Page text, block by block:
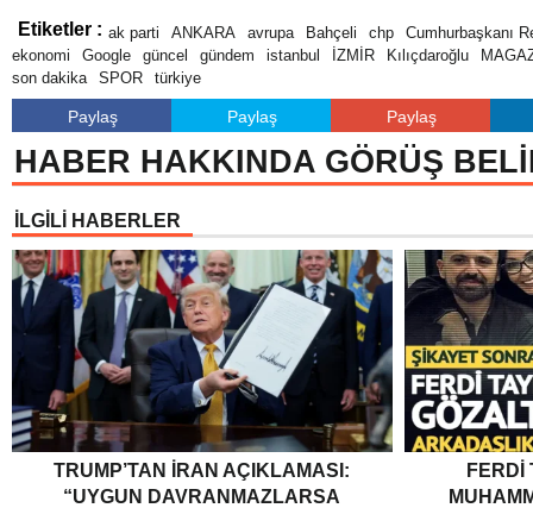
Etiketler : ak parti ANKARA avrupa Bahçeli chp
Cumhurbaşkanı
ekonomi
Google güncel gündem istanbul İZMİR Kılıçdaroğlu
son dakika
SPOR türkiye
Paylaş Paylaş Paylaş
HABER HAKKINDA GÖRÜŞ
İLGİLİ HABERLER
TRUMP’TAN İRAN AÇIKLAMASI:
“UYGUN DAVRANMAZLARSA
FERDI